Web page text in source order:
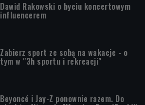
Dawid Rakowski o byciu koncertowym
influencerem
Zabierz sport ze sobą na wakacje - o
tym w "3h sportu i rekreacji"
Beyoncé i Jay-Z ponownie razem. Do